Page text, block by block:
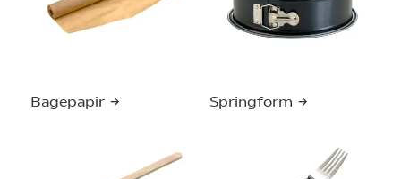
Bagepapir Springform